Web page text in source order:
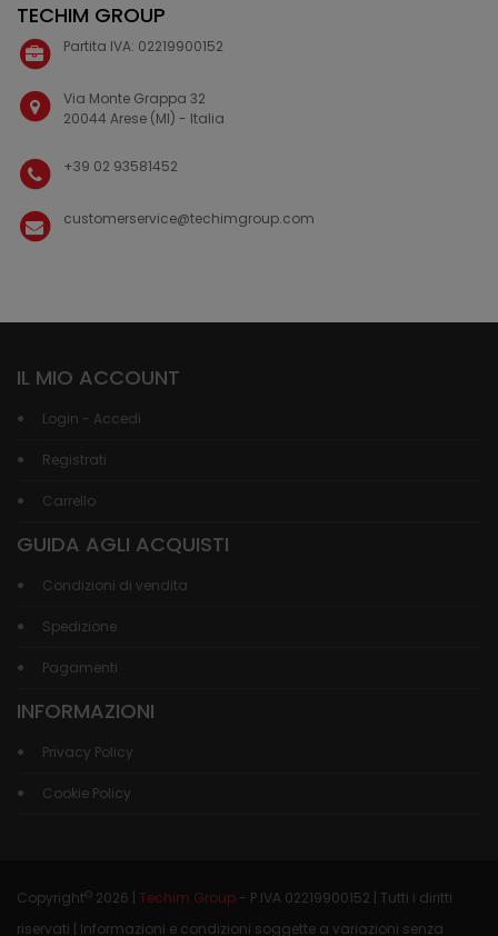
TECHIM GROUP
Partita IVA: 02219900152
Via Monte Grappa 32
20044 Arese (MI) - Italia
+39 02 93581452
customerservice@techimgroup.com
IL MIO ACCOUNT
Login - Accedi
Registrati
Carrello
GUIDA AGLI ACQUISTI
Condizioni di vendita
Spedizione
Pagamenti
INFORMAZIONI
Privacy Policy
Cookie Policy
Copyright© 2026 | Techim Group - P.IVA 02219900152 | Tutti i diritti
riservati | Informazioni e condizioni soggette a variazioni senza